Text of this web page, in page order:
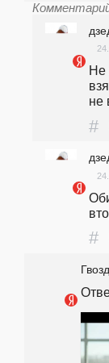
Не
не
#
#